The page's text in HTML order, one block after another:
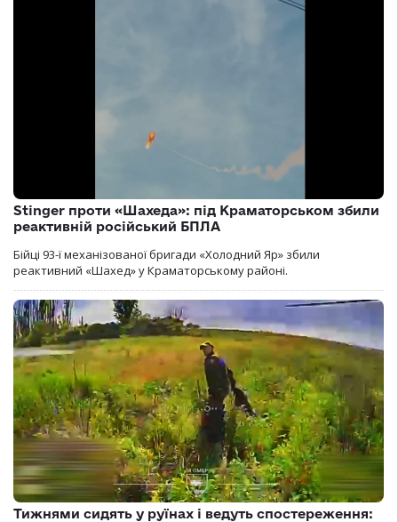
Stinger проти «Шахеда»: під Краматорськом збили
реактивній російський БПЛА
Бійці 93-ї механізованої бригади «Холодний Яр» збили
реактивний «Шахед» у Краматорському районі.
Тижнями сидять у руїнах і ведуть спостереження: